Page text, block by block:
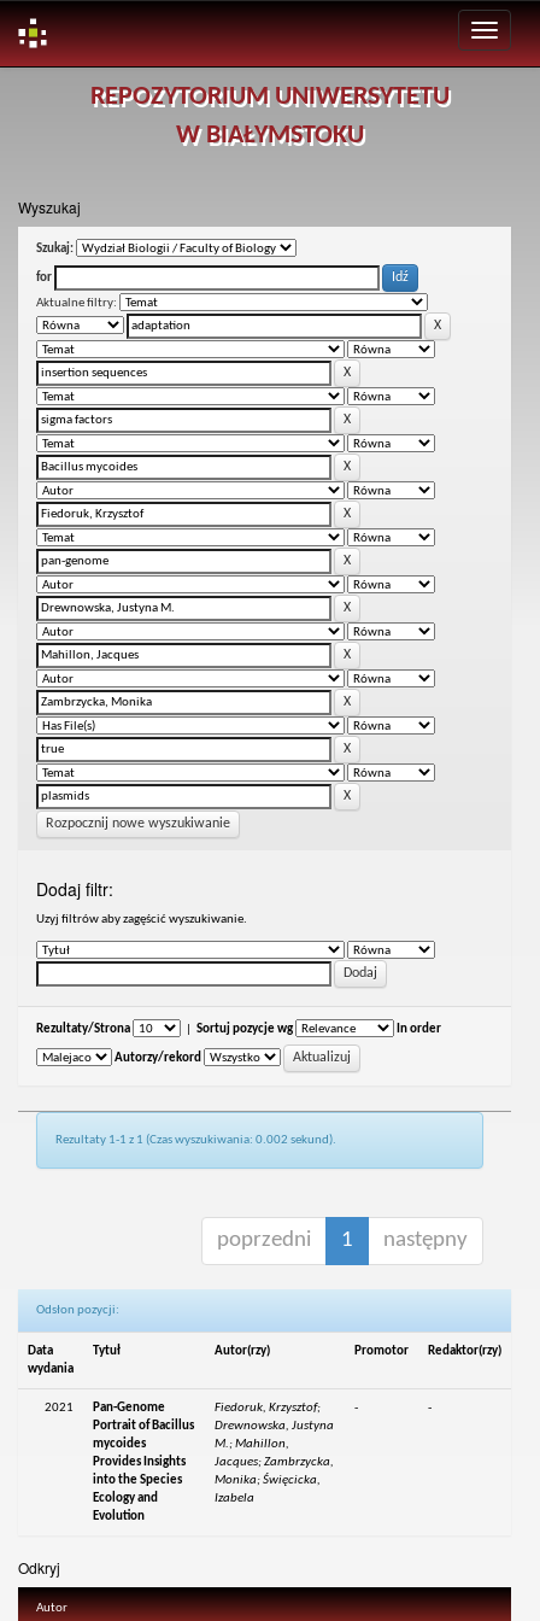
REPOZYTORIUM UNIWERSYTETU
W BIAŁYMSTOKU
Wyszukaj
Szukaj:
for
Aktualne filtry:
Rozpocznij nowe wyszukiwanie
Dodaj filtr:
Uzyj filtrów aby zagęścić wyszukiwanie.
Rezultaty/Strona Sortuj pozycje wg In order
Autorzy/rekord
Rezultaty 1-1 z 1 (Czas wyszukiwania: 0.002 sekund).
poprzedni 1 następny
Odsłon pozycji:
Data
wydania
Tytuł Autor(rzy) Promotor Redaktor(rzy)
2021
Pan-Genome
Portrait of Bacillus
mycoides
Provides Insights
into the Species
Ecology and
Evolution
Fiedoruk, Krzysztof;
Drewnowska, Justyna
M.; Mahillon,
Jacques; Zambrzycka,
Monika; Święcicka,
Izabela
- -
Odkryj
Autor